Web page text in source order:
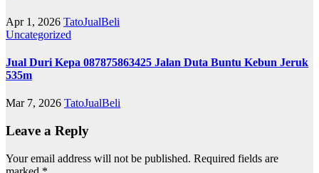
Apr 1, 2026 TatoJualBeli
Uncategorized
Jual Duri Kepa 087875863425 Jalan Duta Buntu Kebun Jeruk
535m
Mar 7, 2026 TatoJualBeli
Leave a Reply
Your email address will not be published. Required fields are